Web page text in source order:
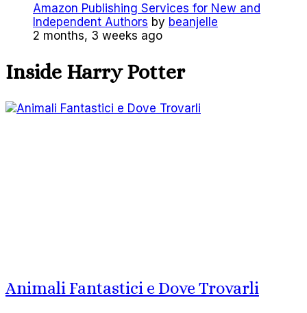
Amazon Publishing Services for New and
Independent Authors by beanjelle
2 months, 3 weeks ago
Inside Harry Potter
Animali Fantastici e Dove Trovarli